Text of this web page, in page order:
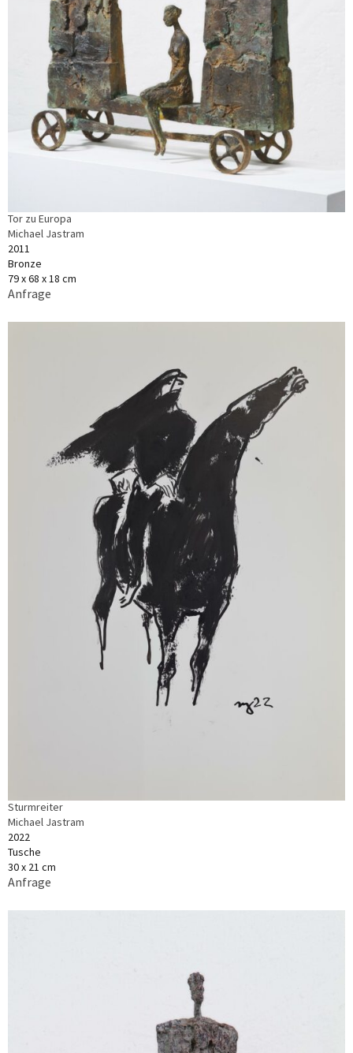
Tor zu Europa
Michael Jastram
2011
Bronze
79 x 68 x 18 cm
Anfrage
Sturmreiter
Michael Jastram
2022
Tusche
30 x 21 cm
Anfrage